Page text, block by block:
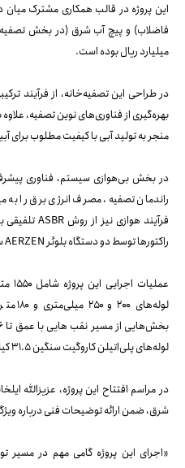
این پروژه در قالب همکاری مشترک
میلیارد ریال بوده است.
در طراحی این تصفیه‌خانه، از فرآیند
منجر به تولید آبی با کیفیت مطلوب برای
در بخش بی‌هوازی سیستم، فناوری
راندمان تصفیه، مصرف انرژی برق را
راکتورها توسط دو دستگاه بلوئر AERZEN ساخت کشور آلمان تأمین می‌شود.
لوله‌های پلی‌اتیلن کاروگیت سنگین ۳۱.۵ کیلو نیوتن استفاده شده است.
در مراسم افتتاح این پروژه، عزیزالله
شرق، ضمن ارائه توضیحات فنی درباره
«اجرای این پروژه گامی مهم در مسیر